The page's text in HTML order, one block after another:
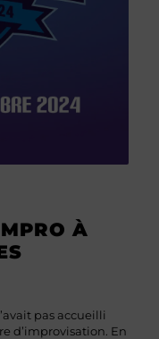
À
pas accueilli
d’improvisation. En